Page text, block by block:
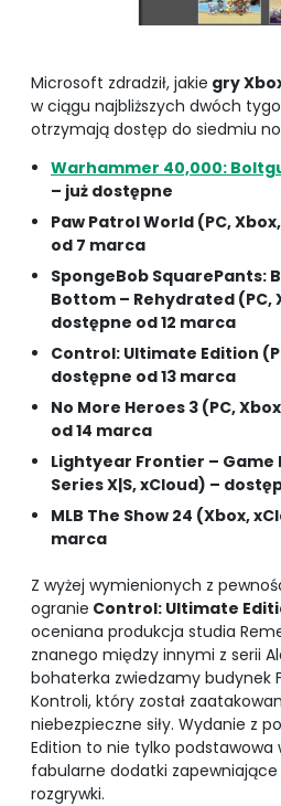
Microsoft zdradził, jakie gry
w ciągu najbliższych dwóch
otrzymają dostęp do siedmiu
Warhammer 40,000:
– już dostępne
Paw Patrol World (PC,
od 7 marca
SpongeBob SquarePants:
Bottom – Rehydrated (PC,
dostępne od 12 marca
Control: Ultimate Edition
dostępne od 13 marca
No More Heroes 3 (PC,
od 14 marca
Lightyear Frontier – Game
Series X|S, xCloud) –
MLB The Show 24 (Xbox,
marca
Z wyżej wymienionych z
ogranie Control: Ultimate
oceniana produkcja studia
znanego między innymi z serii
bohaterka zwiedzamy budynek
Kontroli, który został
niebezpieczne siły. Wydanie z
Edition to nie tylko podstawowa
fabularne dodatki zapewniające
rozgrywki.